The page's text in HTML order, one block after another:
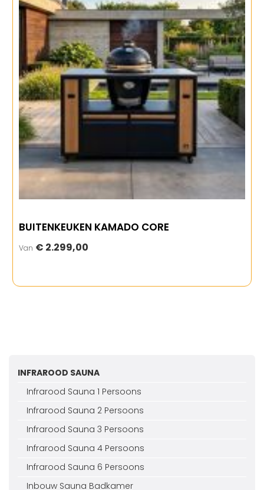
BUITENKEUKEN KAMADO CORE
Van € 2.299,00
INFRAROOD SAUNA
Infrarood Sauna 1 Persoons
Infrarood Sauna 2 Persoons
Infrarood Sauna 3 Persoons
Infrarood Sauna 4 Persoons
Infrarood Sauna 6 Persoons
Inbouw Sauna Badkamer